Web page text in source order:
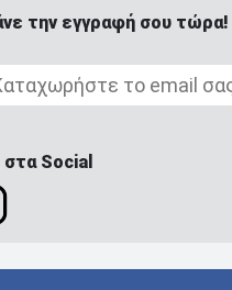
την εγγραφή σου τώρα!
Social